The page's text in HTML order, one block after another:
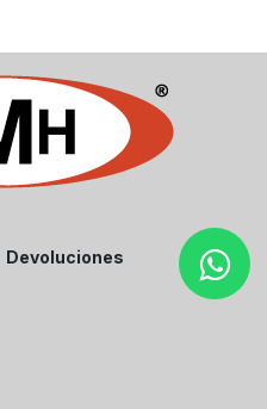
Devoluciones